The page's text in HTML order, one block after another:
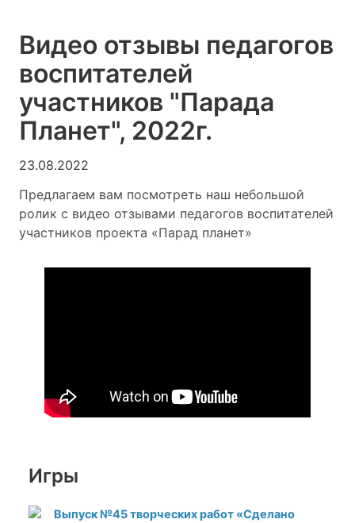
Видео отзывы педагогов
воспитателей
участников "Парада
Планет", 2022г.
23.08.2022
Предлагаем вам посмотреть наш небольшой
ролик с видео отзывами педагогов воспитателей
участников проекта «Парад планет»
Игры
Выпуск №45 творческих работ «Сделано